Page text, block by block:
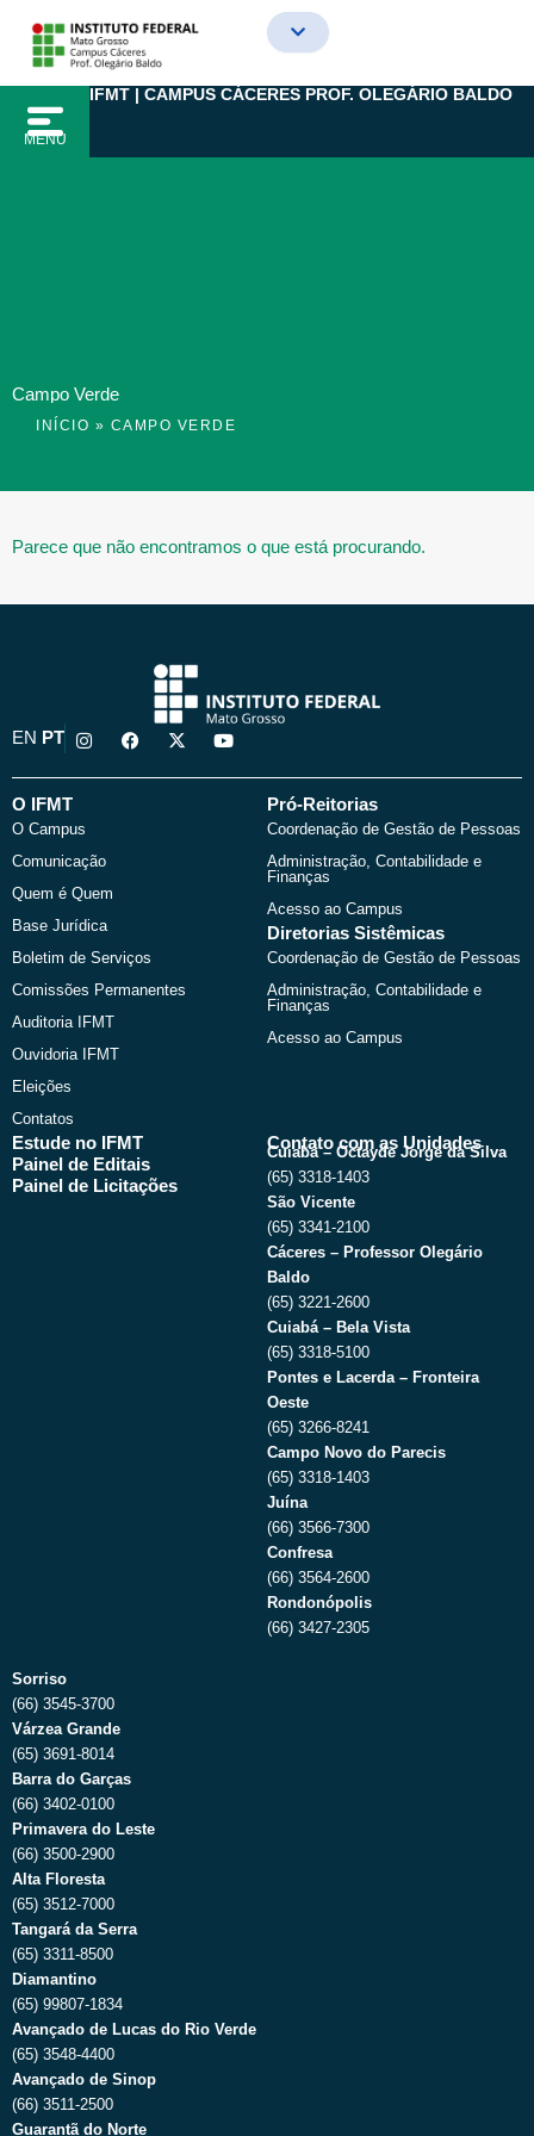
para
MENU
IFMT | CAMPUS CÁCERES PROF. OLEGÁRIO BALDO
Campo Verde
INÍCIO » CAMPO VERDE
Parece que não encontramos o que está procurando.
EN PT
I
n
t
r
a
m
F
a
e
X
-
w
Y
o
t
O IFMT
O Campus
Comunicação
Quem é Quem
Base Jurídica
Boletim de Serviços
Comissões Permanentes
Auditoria IFMT
Ouvidoria IFMT
Eleições
Contatos
Pró-Reitorias
Coordenação de Gestão de Pessoas
Administração, Contabilidade e
Finanças
Acesso ao Campus
Diretorias Sistêmicas
Coordenação de Gestão de Pessoas
Administração, Contabilidade e
Finanças
Acesso ao Campus
Estude no IFMT
Painel de Editais
Painel de Licitações
Contato com as Unidades
Cuiabá – Octayde Jorge da Silva
(65) 3318-1403
São Vicente
(65) 3341-2100
Cáceres – Professor Olegário
Baldo
(65) 3221-2600
Cuiabá – Bela Vista
(65) 3318-5100
Pontes e Lacerda – Fronteira
Oeste
(65) 3266-8241
Campo Novo do Parecis
(65) 3318-1403
Juína
(66) 3566-7300
Confresa
(66) 3564-2600
Rondonópolis
(66) 3427-2305
Sorriso
(66) 3545-3700
Várzea Grande
(65) 3691-8014
Barra do Garças
(66) 3402-0100
Primavera do Leste
(66) 3500-2900
Alta Floresta
(65) 3512-7000
Tangará da Serra
(65) 3311-8500
Diamantino
(65) 99807-1834
Avançado de Lucas do Rio Verde
(65) 3548-4400
Avançado de Sinop
(66) 3511-2500
Guarantã do Norte